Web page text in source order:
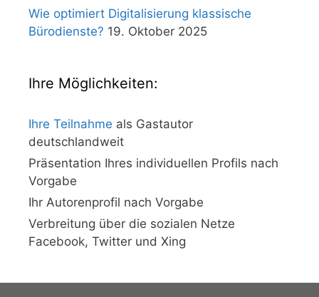
Wie optimiert Digitalisierung klassische
Bürodienste? 19. Oktober 2025
Ihre Möglichkeiten:
Ihre Teilnahme als Gastautor
deutschlandweit
Präsentation Ihres individuellen Profils nach
Vorgabe
Ihr Autorenprofil nach Vorgabe
Verbreitung über die sozialen Netze
Facebook, Twitter und Xing